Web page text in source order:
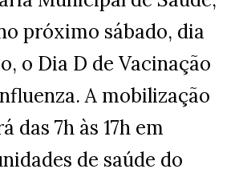
próximo sábado, dia
o Dia D de Vacinação
A mobilização
das 7h às 17h em
de saúde do